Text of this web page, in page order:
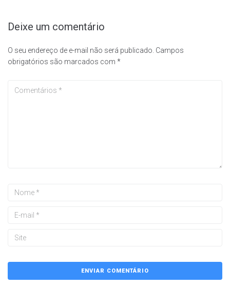
Deixe um comentário
O seu endereço de e-mail não será publicado. Campos
obrigatórios são marcados com *